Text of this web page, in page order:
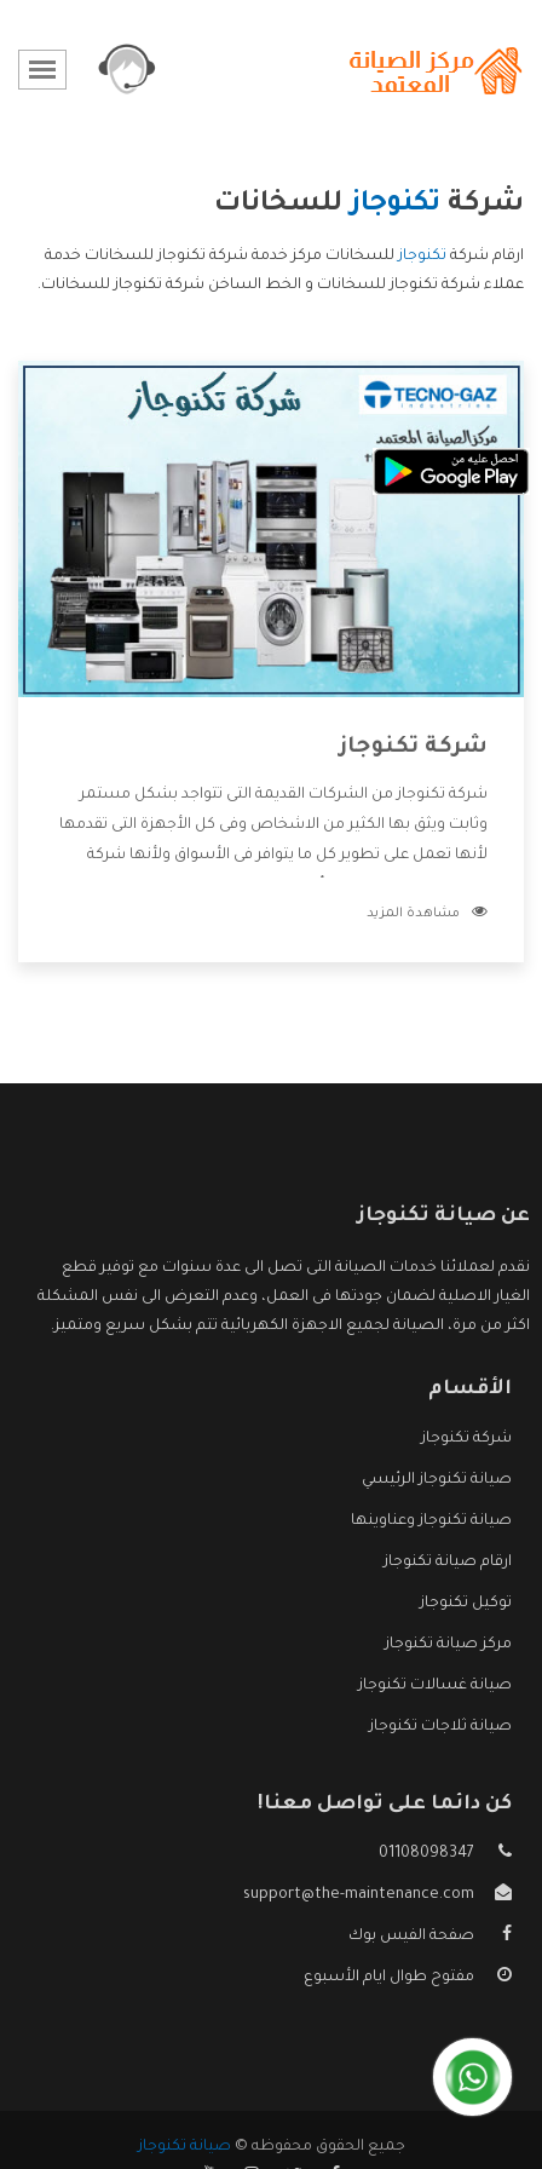
شركة تكنوجازللسخانات
ارقام شركة تكنوجازللسخانات مركز خدمة شركة تكنوجاز للسخانات خدمة
عملاء شركة تكنوجاز للسخانات و الخط الساخن شركة تكنوجاز للسخانات.
شركة تكنوجاز
شركة تكنوجاز من الشركات القديمة التى تتواجد بشكل مستمر
وثابت ويثق بها الكثير من الاشخاص وفى كل الأجهزة التى تقدمها
لأنها تعمل على تطوير كل ما يتوافر فى الأسواق ولأنها شركة
وتقدم للعملاء أقوى العروض والخصومات التى تسهل على
مشاهدة المزيد
عن صيانة تكنوجاز
نقدم لعملائنا خدمات الصيانة التى تصل الى عدة سنوات مع توفير قطع
الغيار الاصلية لضمان جودتها فى العمل، وعدم التعرض الى نفس المشكلة
اكثر من مرة، الصيانة لجميع الاجهزة الكهربائية تتم بشكل سريع ومتميز.
الأقسام
شركة تكنوجاز
صيانة تكنوجاز الرئيسي
صيانة تكنوجاز وعناوينها
ارقام صيانة تكنوجاز
توكيل تكنوجاز
مركز صيانة تكنوجاز
صيانة غسالات تكنوجاز
صيانة ثلاجات تكنوجاز
كن دائما على تواصل معنا!
01108098347
support@the-maintenance.com
صفحة الفيس بوك
مفتوح طوال ايام الأسبوع
جميع الحقوق محفوظه © صيانة تكنوجاز